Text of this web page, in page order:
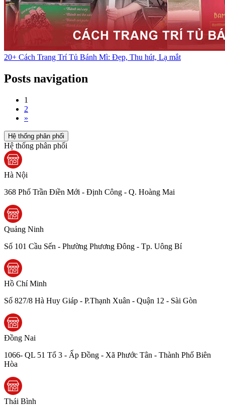
20+ Cách Trang Trí Tủ Bánh Mì: Đẹp, Thu hút, Lạ mắt
Posts navigation
1
2
»
Hệ thống phân phối
Hệ thống phân phối
Hà Nội
368 Phố Trần Điền Mới - Định Công - Q. Hoàng Mai
Quảng Ninh
Số 101 Cầu Sến - Phường Phương Đông - Tp. Uông Bí
Hồ Chí Minh
Số 827/8 Hà Huy Giáp - P.Thạnh Xuân - Quận 12 - Sài Gòn
Đồng Nai
1066- QL 51 Tổ 3 - Ấp Đồng - Xã Phước Tân - Thành Phố Biên
Hòa
Thái Bình